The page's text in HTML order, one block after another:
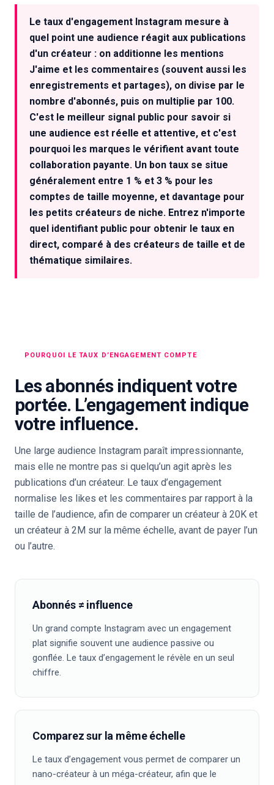
Le taux d'engagement Instagram mesure à
quel point une audience réagit aux publications
d'un créateur : on additionne les mentions
J'aime et les commentaires (souvent aussi les
enregistrements et partages), on divise par le
nombre d'abonnés, puis on multiplie par 100.
C'est le meilleur signal public pour savoir si
une audience est réelle et attentive, et c'est
pourquoi les marques le vérifient avant toute
collaboration payante. Un bon taux se situe
généralement entre 1 % et 3 % pour les
comptes de taille moyenne, et davantage pour
les petits créateurs de niche. Entrez n'importe
quel identifiant public pour obtenir le taux en
direct, comparé à des créateurs de taille et de
thématique similaires.
POURQUOI LE TAUX D’ENGAGEMENT COMPTE
Les abonnés indiquent votre
portée. L’engagement indique
votre influence.
Une large audience Instagram paraît impressionnante,
mais elle ne montre pas si quelqu’un agit après les
publications d’un créateur. Le taux d’engagement
normalise les likes et les commentaires par rapport à la
taille de l’audience, afin de comparer un créateur à 20K et
un créateur à 2M sur la même échelle, avant de payer l’un
ou l’autre.
Abonnés ≠ influence
Un grand compte Instagram avec un engagement
plat signifie souvent une audience passive ou
gonflée. Le taux d’engagement le révèle en un seul
chiffre.
Comparez sur la même échelle
Le taux d’engagement vous permet de comparer un
nano-créateur à un méga-créateur, afin que le